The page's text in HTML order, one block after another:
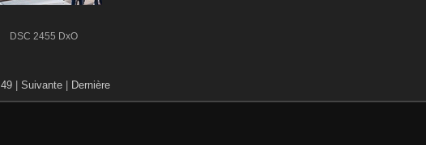
DSC 2455 DxO
49 Suivante Dernière